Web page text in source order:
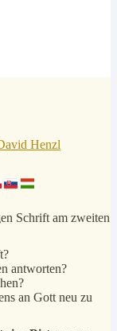
Schrift am zweiten
antworten?
an Gott neu zu